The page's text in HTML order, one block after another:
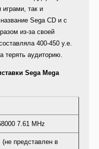
играми, так и
Sega CD и с
из-за своей
400-450 y.e.
терять аудиторию.
Sega Mega
7.61 MHz
представлен в